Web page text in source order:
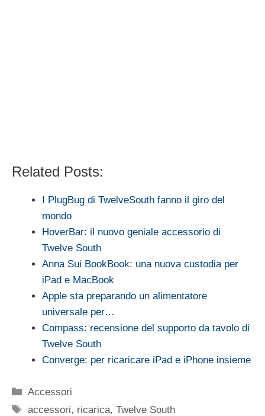
Related Posts:
I PlugBug di TwelveSouth fanno il giro del
mondo
HoverBar: il nuovo geniale accessorio di
Twelve South
Anna Sui BookBook: una nuova custodia per
iPad e MacBook
Apple sta preparando un alimentatore
universale per…
Compass: recensione del supporto da tavolo di
Twelve South
Converge: per ricaricare iPad e iPhone insieme
Categorie
Accessori
Tag
accessori, ricarica,Twelve South